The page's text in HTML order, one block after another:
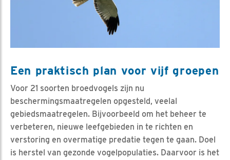
Een praktisch plan voor vijf groepen
Voor 21 soorten broedvogels zijn nu
beschermingsmaatregelen opgesteld, veelal
gebiedsmaatregelen. Bijvoorbeeld om het beheer te
verbeteren, nieuwe leefgebieden in te richten en
verstoring en overmatige predatie tegen te gaan. Doel
is herstel van gezonde vogelpopulaties. Daarvoor is het